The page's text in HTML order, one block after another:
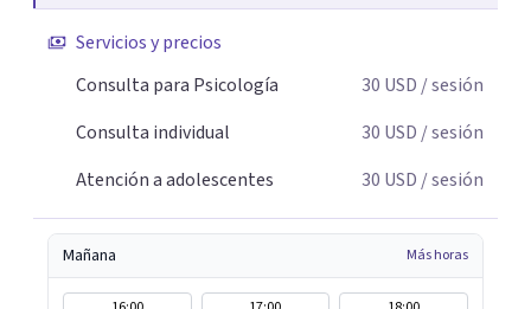
Servicios y precios
Consulta para Psicología
30 USD / sesión
Consulta individual
30 USD / sesión
Atención a adolescentes
30 USD / sesión
Mañana Más horas